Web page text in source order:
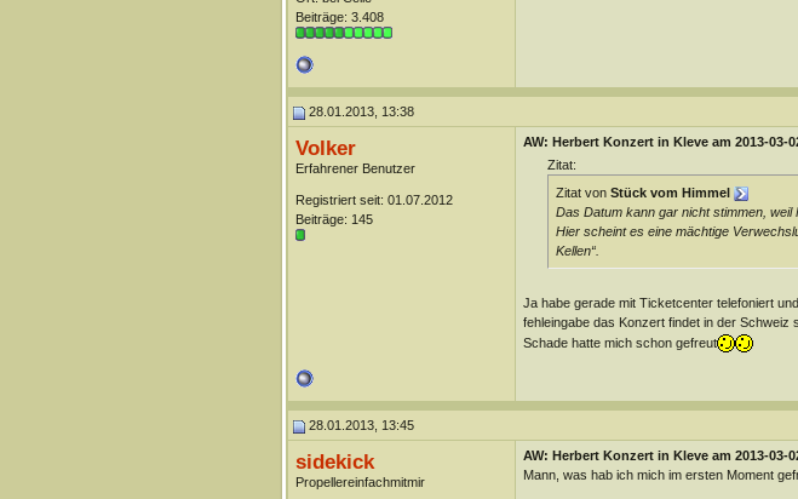
Beiträge: 3.408
28.01.2013, 13:38
Volker
Erfahrener Benutzer
Registriert seit: 01.07.2012
Beiträge: 145
AW: Herbert Konzert in Kleve am 2013-03-
Zitat:
Zitat von Stück vom Himmel
Das Datum kann gar nicht stimmen,
Hier scheint es eine mächtige
Kellen“.
Ja habe gerade mit Ticketcenter telefoniert
fehleingabe das Konzert findet in der Schweiz
Schade hatte mich schon gefreut
28.01.2013, 13:45
sidekick
Propellereinfachmitmir
AW: Herbert Konzert in Kleve am 2013-03-
Mann, was hab ich mich im ersten Moment